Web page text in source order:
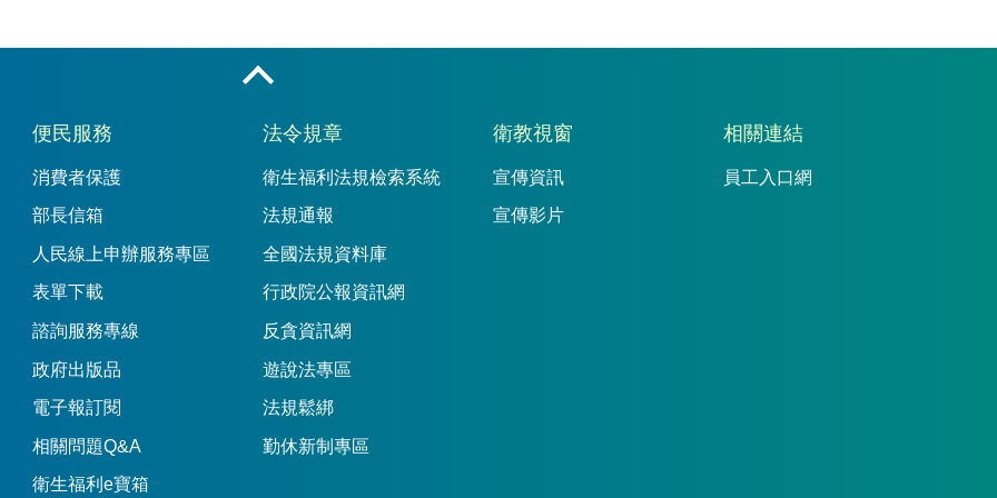
便民服務
消費者保護
部長信箱
人民線上申辦服務專區
表單下載
諮詢服務專線
政府出版品
電子報訂閱
相關問題Q&A
衛生福利e寶箱
法令規章
衛生福利法規檢索系統
法規通報
全國法規資料庫
行政院公報資訊網
反貪資訊網
遊說法專區
法規鬆綁
勤休新制專區
衛教視窗
宣傳資訊
宣傳影片
相關連結
員工入口網